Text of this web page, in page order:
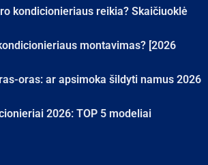
kondicionieriaus reikia? Skaičiuoklė
montavimas? [2026
oras: ar apsimoka šildyti namus 2026
2026: TOP 5 modeliai